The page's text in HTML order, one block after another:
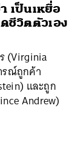
เป็นเหยื่อ
ชีวิตตัวเอง
(Virginia
รณ์ถูกค้า
และถูก
Andrew)